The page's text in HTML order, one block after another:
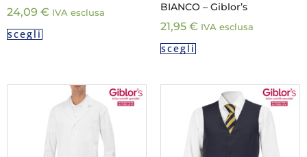
24,09 € IVA esclusa
scegli
BIANCO – Giblor’s
21,95 € IVA esclusa
scegli